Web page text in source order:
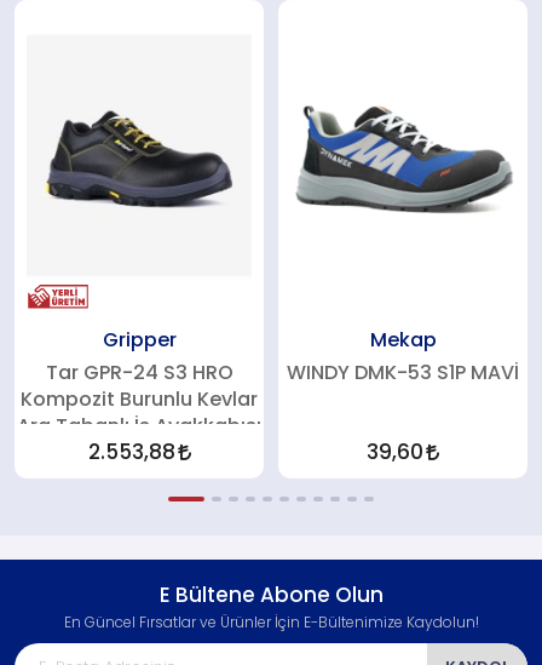
Gripper
Tar GPR-24 S3 HRO
Kompozit Burunlu Kevlar
Ara Tabanlı İş Ayakkabısı
2.553,88
Mekap
WINDY DMK-53 S1P MAVİ
39,60
E Bültene Abone Olun
En Güncel Fırsatlar ve Ürünler İçin E-Bültenimize Kaydolun!